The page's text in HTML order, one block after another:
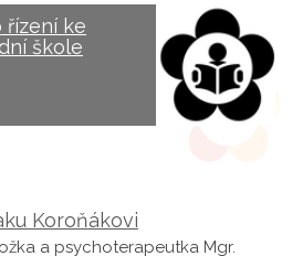
řízení ke
škole
Koroňákovi
a psychoterapeutka Mgr.